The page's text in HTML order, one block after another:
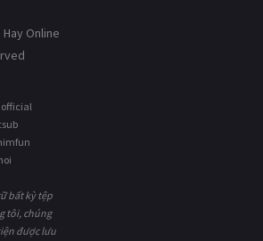
Hay Online
bất kỳ tệp
tôi, chúng
được lưu